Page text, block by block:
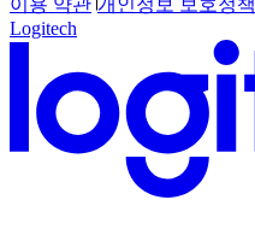
이용 약관 개인정보 보호정책
Logitech